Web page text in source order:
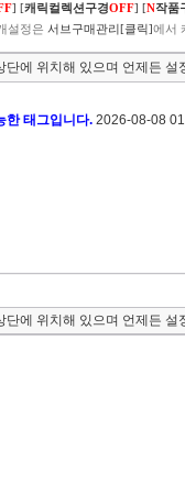
] [캐릭컬렉션구경OFF] [N작품
설정은 서브구매관리[클릭]에서
단에 위치해 있으며 언제든 설
한 태그입니다. 2026-08-08
단에 위치해 있으며 언제든 설